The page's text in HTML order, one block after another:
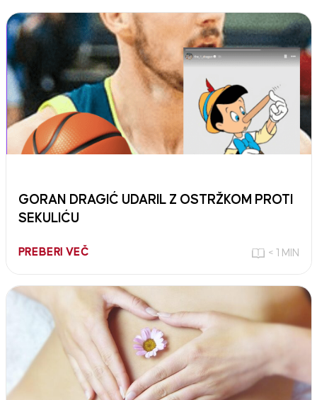
GORAN DRAGIĆ UDARIL Z OSTRŽKOM PROTI
SEKULIĆU
PREBERI VEČ < 1 MIN